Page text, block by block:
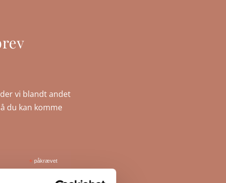
vi blandt andet
du kan komme
* påkrævet